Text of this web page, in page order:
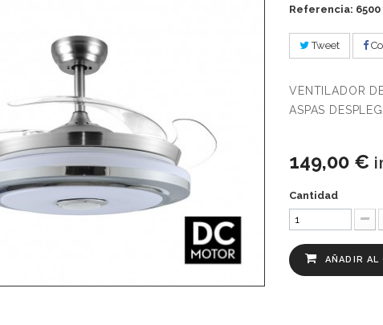
Referencia: 6500
Tweet
VENTILADOR
ASPAS
149,00 €
Cantidad
AÑADIR AL